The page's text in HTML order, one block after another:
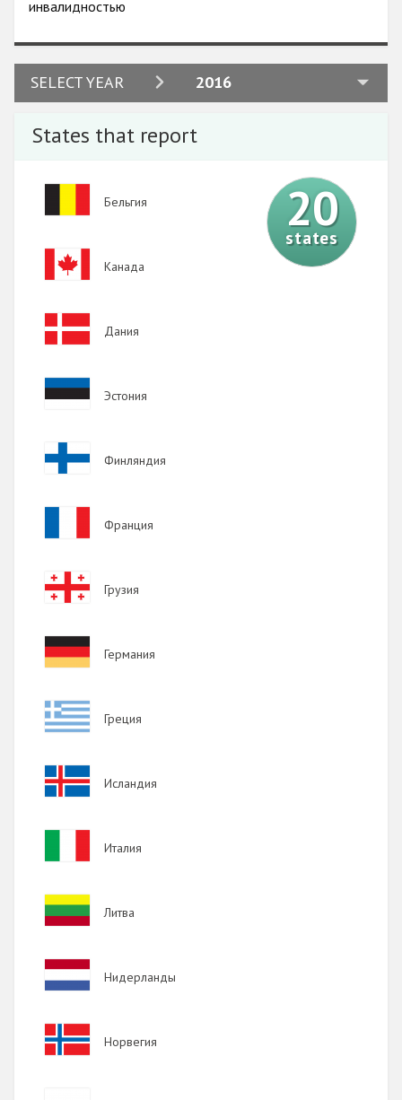
инвалидностью
SELECT YEAR 2016
2024
States that report
Бельгия
Image
Канада
Image
Дания
Image
Эстония
Image
Финляндия
Франция
Image
Грузия
Image
Германия
Image
Греция
Image
Исландия
Италия
Image
Литва
Image
Нидерланды
Image
Норвегия
20
states